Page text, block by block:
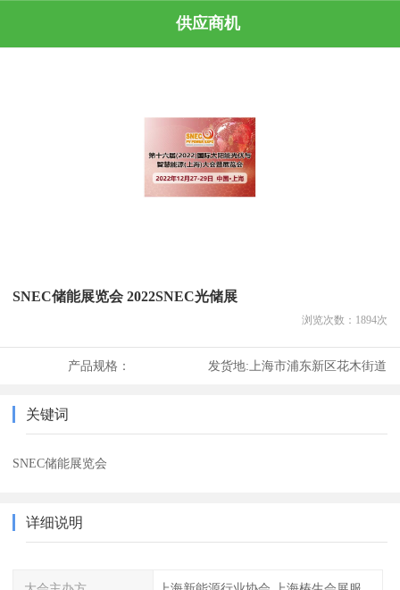
供应商机
SNEC储能展览会 2022SNEC光储展
浏览次数： 1894次
产品规格： 发货地:上海市浦东新区花木街道
关键词
SNEC储能展览会
详细说明